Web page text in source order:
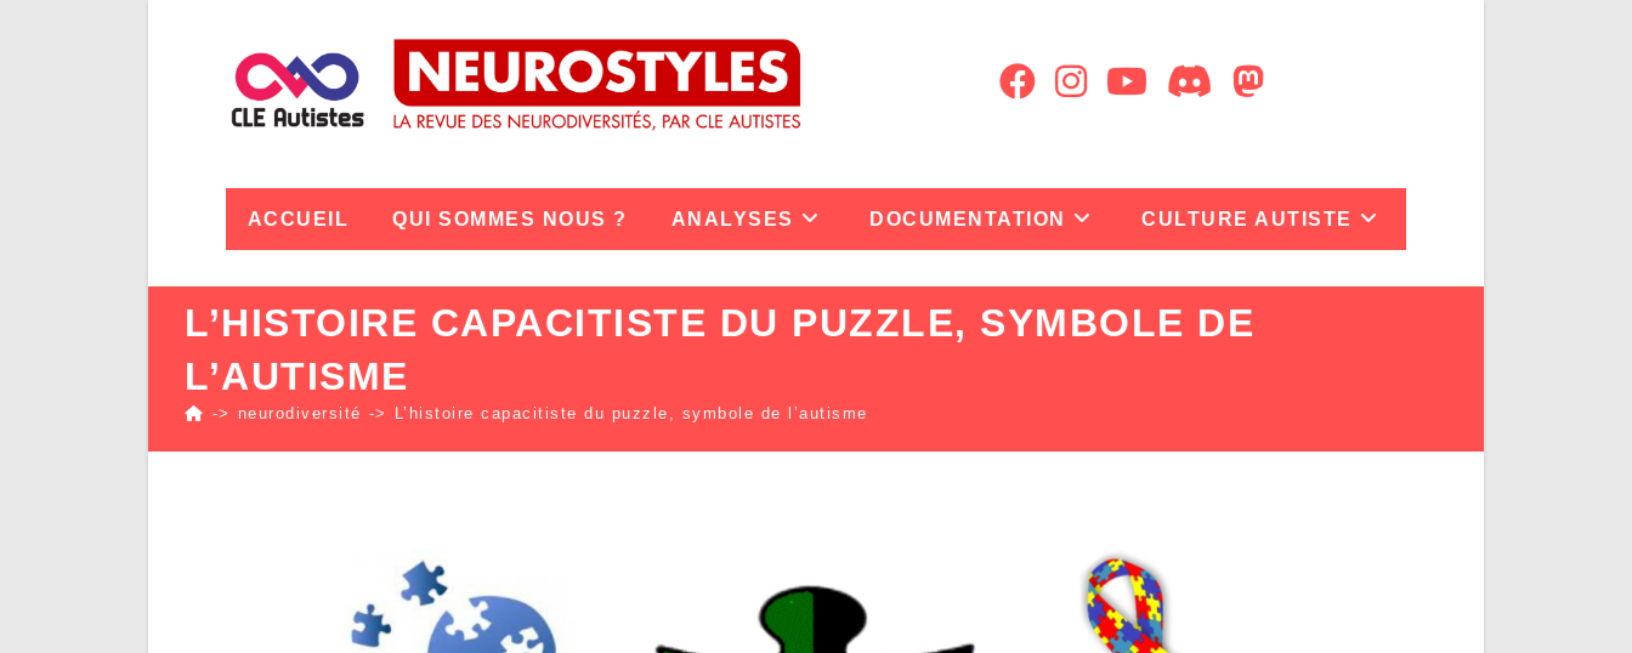
ACCUEIL QUI SOMMES NOUS ? ANALYSES DOCUMENTATION CULTURE AUTISTE
L’HISTOIRE CAPACITISTE DU PUZZLE, SYMBOLE DE
L’AUTISME
-> neurodiversité -> L’histoire capacitiste du puzzle, symbole de l’autisme